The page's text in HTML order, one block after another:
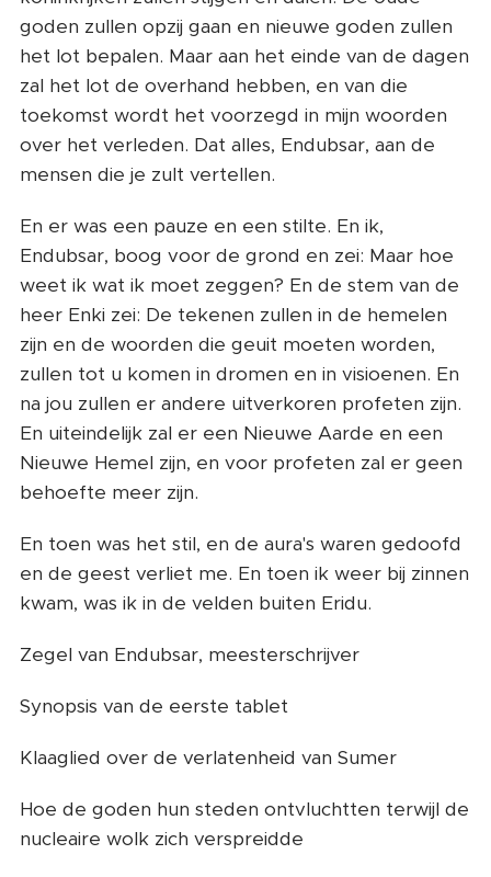
goden zullen opzij gaan en nieuwe goden zullen
het lot bepalen. Maar aan het einde van de dagen
zal het lot de overhand hebben, en van die
toekomst wordt het voorzegd in mijn woorden
over het verleden. Dat alles, Endubsar, aan de
mensen die je zult vertellen.
En er was een pauze en een stilte. En ik,
Endubsar, boog voor de grond en zei: Maar hoe
weet ik wat ik moet zeggen? En de stem van de
heer Enki zei: De tekenen zullen in de hemelen
zijn en de woorden die geuit moeten worden,
zullen tot u komen in dromen en in visioenen. En
na jou zullen er andere uitverkoren profeten zijn.
En uiteindelijk zal er een Nieuwe Aarde en een
Nieuwe Hemel zijn, en voor profeten zal er geen
behoefte meer zijn.
En toen was het stil, en de aura's waren gedoofd
en de geest verliet me. En toen ik weer bij zinnen
kwam, was ik in de velden buiten Eridu.
Zegel van Endubsar, meesterschrijver
Synopsis van de eerste tablet
Klaaglied over de verlatenheid van Sumer
Hoe de goden hun steden ontvluchtten terwijl de
nucleaire wolk zich verspreidde